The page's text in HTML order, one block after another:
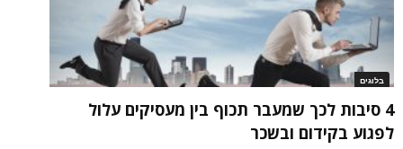
בלוגים
4 סיבות לכך שמעבר תכוף בין מעסיקים עלול
לפגוע בקידום ובשכר